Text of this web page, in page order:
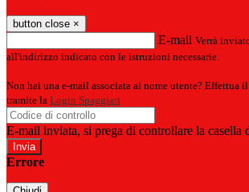
button close ×
E-mail Verrà
all'indirizzo indicato con le istruzioni necessarie.
Non hai una e-mail associata al nome utente? Effettua
tramite la Login Spaggiari
E-mail inviata, si prega di controllare la casella
Errore